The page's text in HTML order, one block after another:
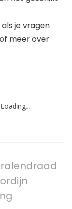
je vragen
meer over